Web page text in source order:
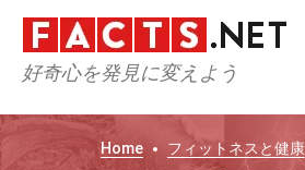
好奇心を発見に変えよう
Home フィットネスと健康